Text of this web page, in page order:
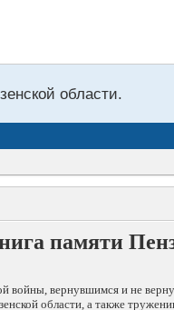
области.
памяти
войны, вернувшимся и не
области, а также